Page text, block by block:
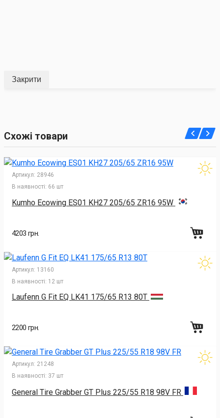
Закрити
Схожі товари
Артикул: 28946
В наявності: 66 шт
Kumho Ecowing ES01 KH27 205/65 ZR16 95W
4203 грн.
Артикул: 13160
В наявності: 12 шт
Laufenn G Fit EQ LK41 175/65 R13 80T
2200 грн.
Артикул: 21248
В наявності: 37 шт
General Tire Grabber GT Plus 225/55 R18 98V FR